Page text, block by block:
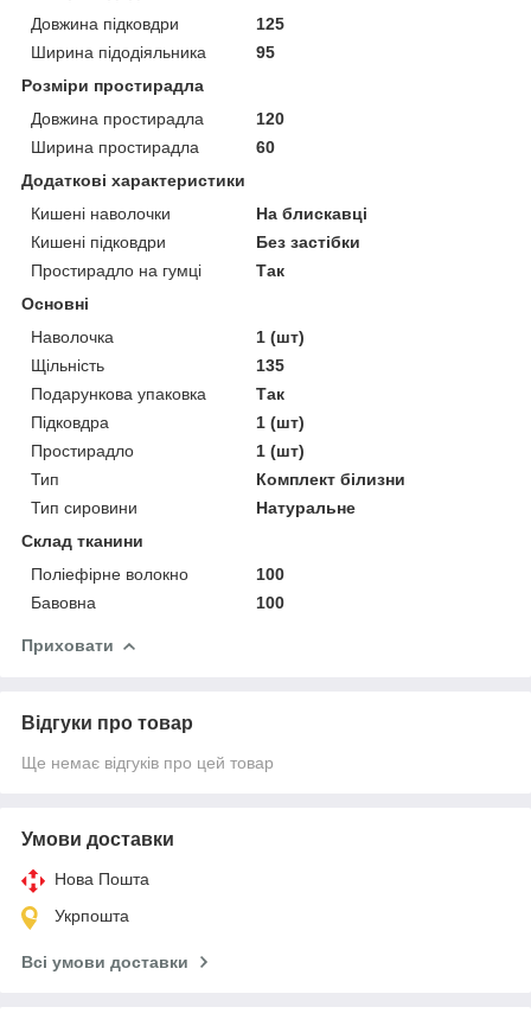
Довжина підковдри
125
Ширина підодіяльника
95
Розміри простирадла
Довжина простирадла
120
Ширина простирадла
60
Додаткові характеристики
Кишені наволочки
На блискавці
Кишені підковдри
Без застібки
Простирадло на гумці
Так
Основні
Наволочка
1 (шт)
Щільність
135
Подарункова упаковка
Так
Підковдра
1 (шт)
Простирадло
1 (шт)
Тип
Комплект білизни
Тип сировини
Натуральне
Склад тканини
Поліефірне волокно
100
Бавовна
100
Приховати
Відгуки про товар
Ще немає відгуків про цей товар
Умови доставки
Нова Пошта
Укрпошта
Всі умови доставки